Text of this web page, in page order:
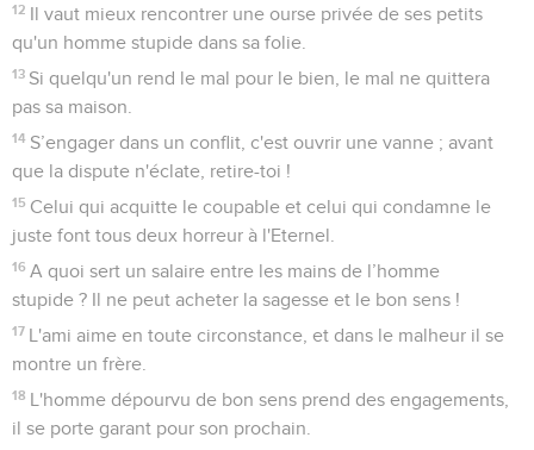
12 Il vaut mieux rencontrer une ourse privée de ses petits
qu'un homme stupide dans sa folie.
13 Si quelqu'un rend le mal pour le bien, le mal ne quittera
pas sa maison.
14 S’engager dans un conflit, c'est ouvrir une vanne ; avant
que la dispute n'éclate, retire-toi !
15 Celui qui acquitte le coupable et celui qui condamne le
juste font tous deux horreur à l'Eternel.
16 A quoi sert un salaire entre les mains de l’homme
stupide ? Il ne peut acheter la sagesse et le bon sens !
17 L'ami aime en toute circonstance, et dans le malheur il se
montre un frère.
18 L'homme dépourvu de bon sens prend des engagements,
il se porte garant pour son prochain.